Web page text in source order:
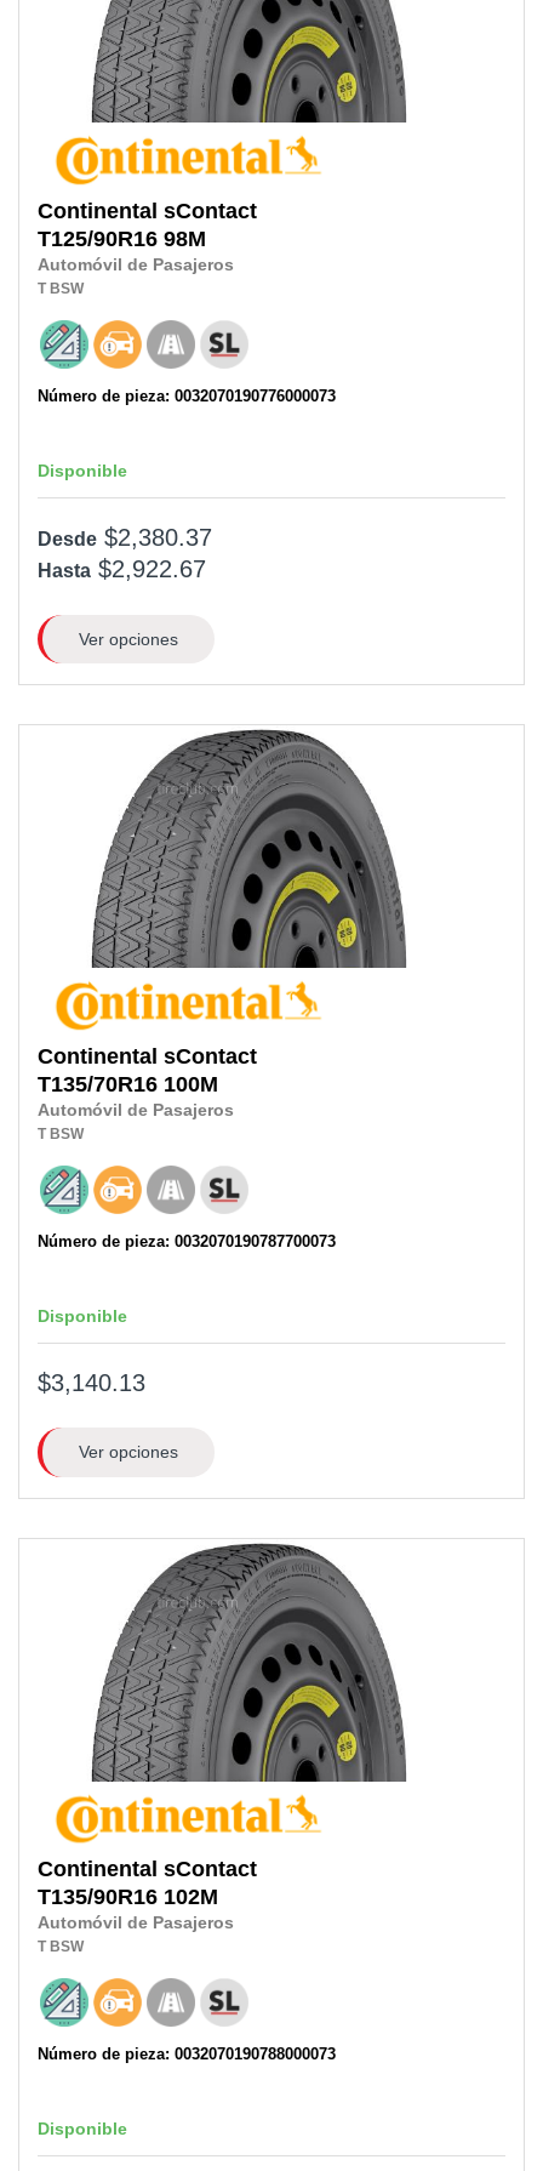
Continental sContact
T125/90R16 98M
Automóvil de Pasajeros
T BSW
Número de pieza: 0032070190776000073
Disponible
Desde $2,380.37
Hasta $2,922.67
Ver opciones
Continental sContact
T135/70R16 100M
Automóvil de Pasajeros
T BSW
Número de pieza: 0032070190787700073
Disponible
$3,140.13
Ver opciones
Continental sContact
T135/90R16 102M
Automóvil de Pasajeros
T BSW
Número de pieza: 0032070190788000073
Disponible